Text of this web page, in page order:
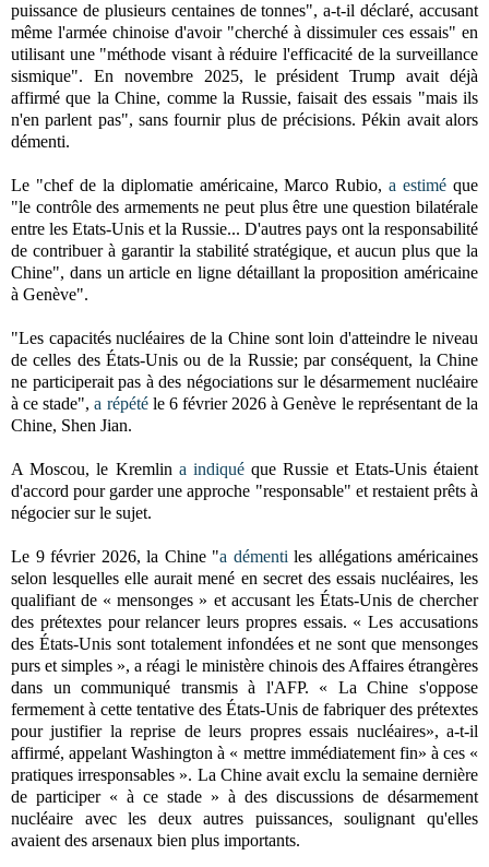
puissance de plusieurs centaines de tonnes", a-t-il déclaré, accusant
même l'armée chinoise d'avoir "cherché à dissimuler ces essais" en
utilisant une "méthode visant à réduire l'efficacité de la surveillance
sismique". En novembre 2025, le président Trump avait déjà
affirmé que la Chine, comme la Russie, faisait des essais "mais ils
n'en parlent pas", sans fournir plus de précisions. Pékin avait alors
démenti.
Le "chef de la diplomatie américaine, Marco Rubio,a estimé que
"le contrôle des armements ne peut plus être une question bilatérale
entre les Etats-Unis et la Russie... D'autres pays ont la responsabilité
de contribuer à garantir la stabilité stratégique, et aucun plus que la
Chine", dans un article en ligne détaillant la proposition américaine
à Genève".
"Les capacités nucléaires de la Chine sont loin d'atteindre le niveau
de celles des États-Unis ou de la Russie; par conséquent, la Chine
ne participerait pas à des négociations sur le désarmement nucléaire
à ce stade",a répétéle 6 février 2026 à Genève le représentant de la
Chine, Shen Jian.
A Moscou, le Kremlin a indiqué que Russie et Etats-Unis étaient
d'accord pour garder une approche "responsable" et restaient prêts à
négocier sur le sujet.
Le 9 février 2026, la Chine "a démentiles allégations américaines
selon lesquelles elle aurait mené en secret des essais nucléaires, les
qualifiant de « mensonges » et accusant les États-Unis de chercher
des prétextes pour relancer leurs propres essais. « Les accusations
des États-Unis sont totalement infondées et ne sont que mensonges
purs et simples », a réagi le ministère chinois des Affaires étrangères
dans un communiqué transmis à l'AFP. « La Chine s'oppose
fermement à cette tentative des États-Unis de fabriquer des prétextes
pour justifier la reprise de leurs propres essais nucléaires», a-t-il
affirmé, appelant Washington à « mettre immédiatement fin» à ces «
pratiques irresponsables ». La Chine avait exclu la semaine dernière
de participer « à ce stade » à des discussions de désarmement
nucléaire avec les deux autres puissances, soulignant qu'elles
avaient des arsenaux bien plus importants.